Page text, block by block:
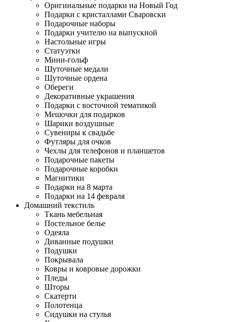
Оригинальные подарки на Новый Год
Подарки с кристаллами Сваровски
Подарочные наборы
Подарки учителю на выпускной
Настольные игры
Статуэтки
Мини-гольф
Шуточные медали
Шуточные ордена
Обереги
Декоративные украшения
Подарки с восточной тематикой
Мешочки для подарков
Шарики воздушные
Сувениры к свадьбе
Футляры для очков
Чехлы для телефонов и планшетов
Подарочные пакеты
Подарочные коробки
Магнитики
Подарки на 8 марта
Подарки на 14 февраля
Домашний текстиль
Ткань мебельная
Постельное белье
Одеяла
Диванные подушки
Подушки
Покрывала
Ковры и ковровые дорожки
Пледы
Шторы
Скатерти
Полотенца
Сидушки на стулья